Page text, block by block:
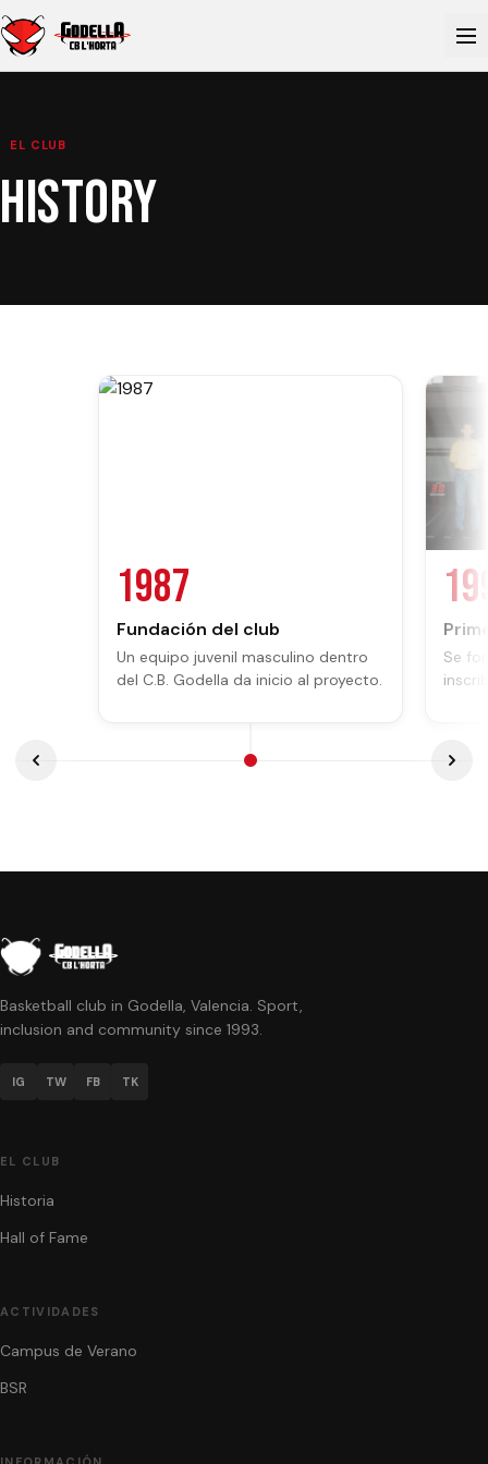
EL CLUB
HISTORY
1987
Fundación del club
Un equipo juvenil masculino dentro
del C.B. Godella da inicio al proyecto.
Se
Basketball club in Godella, Valencia. Sport,
inclusion and community since 1993.
IG TW FB TK
EL CLUB
Historia
Hall of Fame
ACTIVIDADES
Campus de Verano
BSR